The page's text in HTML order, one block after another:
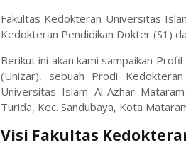
Fakultas Kedokteran Universitas
Kedokteran Pendidikan Dokter (S1)
Berikut ini akan kami sampaikan
(Unizar), sebuah Prodi
Universitas Islam Al-Azhar
Turida, Kec. Sandubaya, Kota
Visi Fakultas